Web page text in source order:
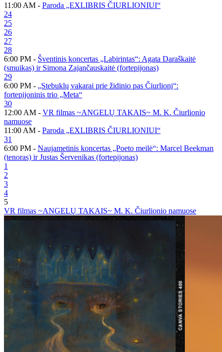
11:00 AM - Paroda „EXLIBRIS ČIURLIONIUI“
24
25
26
27
28
6:00 PM - Šventinis koncertas „Labirintas“: Agata Daraškaitė
(smuikas) ir Simona Zajančauskaitė (fortepijonas)
29
6:00 PM - „Stebuklų vakarai prie židinio pas Čiurlionį“:
fortepijoninis trio „Meta“
30
12:00 AM - VR filmas ~ANGELŲ TAKAIS~ M. K. Čiurlionio
namuose
11:00 AM - Paroda „EXLIBRIS ČIURLIONIUI“
31
6:00 PM - Naujametinis koncertas „Poeto meilė“: Marcel Beekman
(tenoras) ir Justas Šervenikas (fortepijonas)
1
2
3
4
5
VR filmas ~ANGELŲ TAKAIS~ M. K. Čiurlionio namuose